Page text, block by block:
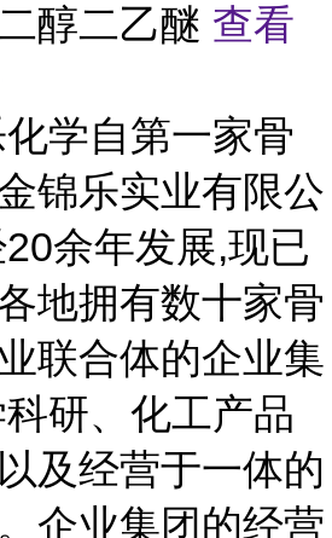
醇二乙醚 查看
学自第一家骨
锦乐实业有限公
余年发展,现已
地拥有数十家骨
联合体的企业集
研、化工产品
及经营于一体的
企业集团的经营